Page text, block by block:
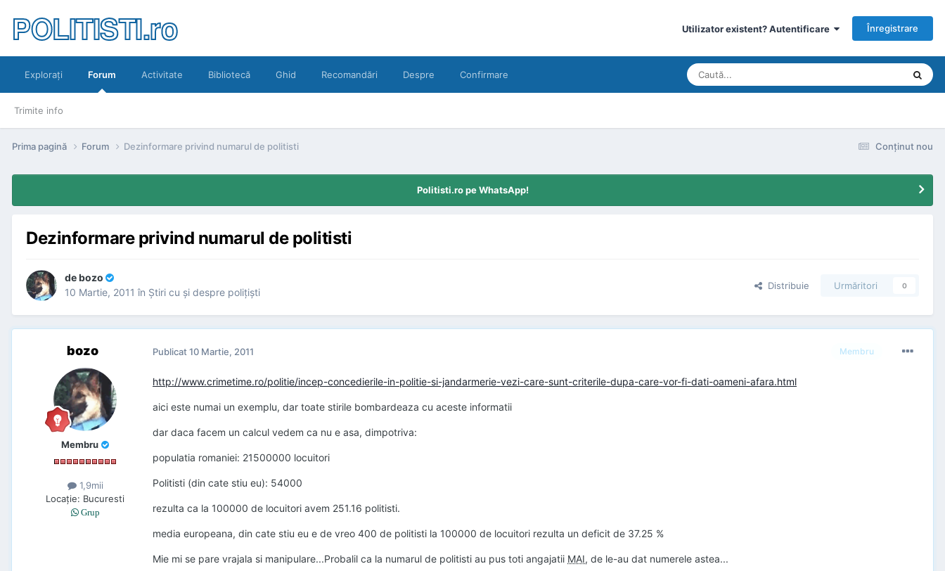
POLITISTI.ro Utilizator existent? Autentificare Înregistrare
Exploraţi Forum
Trimite info
Activitate Bibliotecă Ghid Recomandări Despre Confirmare
Conţinut nou
Prima pagină Forum Dezinformare privind numarul de politisti
Politisti.ro pe WhatsApp!
Dezinformare privind numarul de politisti
debozo
10 Martie, 2011 în Ştiri cu şi despre poliţişti
Distribuie Urmăritori 0
bozo
Membru
1,9mii
Locaţie: Bucuresti
Grup
Membru
Publicat10 Martie, 2011
http://www.crimetime.ro/politie/incep-concedierile-in-politie-si-jandarmerie-vezi-care-sunt-criterile-dupa-care-vor-fi-dati-oameni-afara.html
aici este numai un exemplu, dar toate stirile bombardeaza cu aceste informatii
dar daca facem un calcul vedem ca nu e asa, dimpotriva:
populatia romaniei: 21500000 locuitori
Politisti (din cate stiu eu): 54000
rezulta ca la 100000 de locuitori avem 251.16 politisti.
media europeana, din cate stiu eu e de vreo 400 de politisti la 100000 de locuitori rezulta un deficit de 37.25 %
Mie mi se pare vrajala si manipulare...Probalil ca la numarul de politisti au pus toti angajatii MAI, de le-au dat numerele astea...